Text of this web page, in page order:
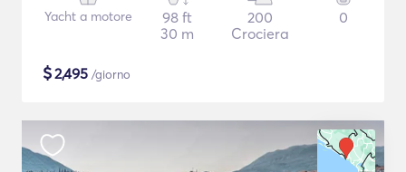
Yacht a motore
98 ft
30 m
200
Crociera
0
$2,495 /giorno